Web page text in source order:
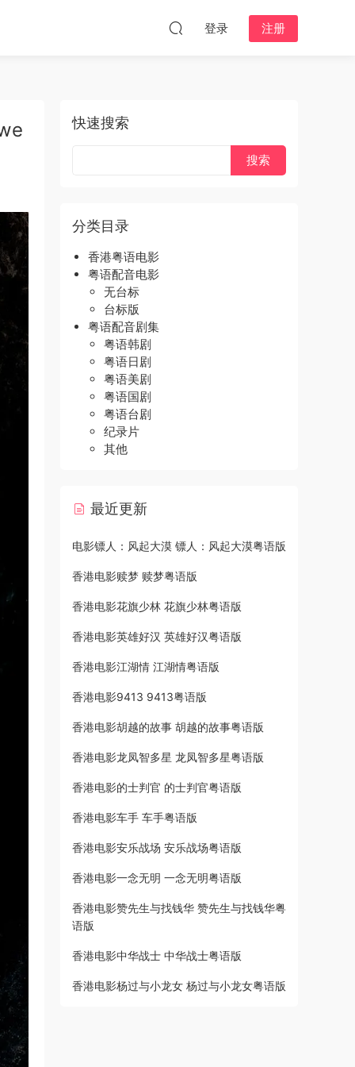
登录 注册
快速搜索
分类目录
香港粤语电影
粤语配音电影
无台标
台标版
粤语配音剧集
粤语韩剧
粤语日剧
粤语美剧
粤语国剧
粤语台剧
纪录片
其他
最近更新
电影镖人：风起大漠 镖人：风起大漠粤语版
香港电影赎梦 赎梦粤语版
香港电影花旗少林 花旗少林粤语版
香港电影英雄好汉 英雄好汉粤语版
香港电影江湖情 江湖情粤语版
香港电影9413 9413粤语版
香港电影胡越的故事 胡越的故事粤语版
香港电影龙凤智多星 龙凤智多星粤语版
香港电影的士判官 的士判官粤语版
香港电影车手 车手粤语版
香港电影安乐战场 安乐战场粤语版
香港电影一念无明 一念无明粤语版
香港电影赞先生与找钱华 赞先生与找钱华粤
语版
香港电影中华战士 中华战士粤语版
香港电影杨过与小龙女 杨过与小龙女粤语版